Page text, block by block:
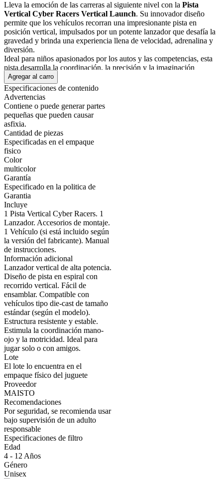
Lleva la emoción de las carreras al siguiente nivel con la Pista
Vertical Cyber Racers Vertical Launch. Su innovador diseño
permite que los vehículos recorran una impresionante pista en
posición vertical, impulsados por un potente lanzador que desafía la
gravedad y brinda una experiencia llena de velocidad, adrenalina y
diversión.
Ideal para niños apasionados por los autos y las competencias, esta
pista desarrolla la coordinación, la precisión y la imaginación
mientras recrean espectaculares acrobacias y carreras.
Mostrar más
Agregar al carro
Especificaciones de contenido
Advertencias
Contiene o puede generar partes
pequeñas que pueden causar
asfixia.
Cantidad de piezas
Especificadas en el empaque
fisico
Color
multicolor
Garantía
Especificado en la politica de
Garantia
Incluye
1 Pista Vertical Cyber Racers. 1
Lanzador. Accesorios de montaje.
1 Vehículo (si está incluido según
la versión del fabricante). Manual
de instrucciones.
Información adicional
Lanzador vertical de alta potencia.
Diseño de pista en espiral con
recorrido vertical. Fácil de
ensamblar. Compatible con
vehículos tipo die-cast de tamaño
estándar (según el modelo).
Estructura resistente y estable.
Estimula la coordinación mano-
ojo y la motricidad. Ideal para
jugar solo o con amigos.
Lote
El lote lo encuentra en el
empaque físico del juguete
Proveedor
MAISTO
Recomendaciones
Por seguridad, se recomienda usar
bajo supervisión de un adulto
responsable
Especificaciones de filtro
Edad
4 - 12 Años
Género
Unisex